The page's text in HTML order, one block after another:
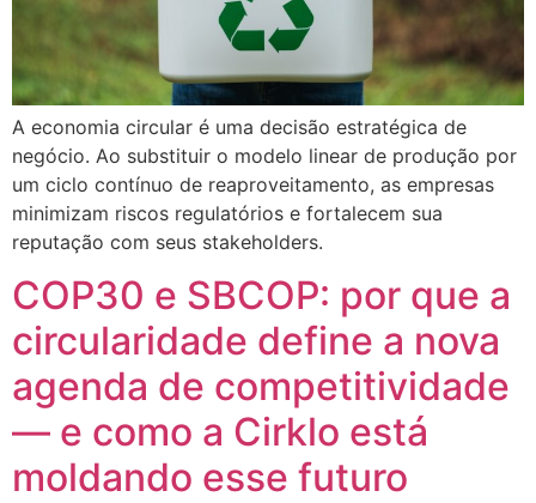
A economia circular é uma decisão estratégica de
negócio. Ao substituir o modelo linear de produção por
um ciclo contínuo de reaproveitamento, as empresas
minimizam riscos regulatórios e fortalecem sua
reputação com seus stakeholders.
COP30 e SBCOP: por que a
circularidade define a nova
agenda de competitividade
— e como a Cirklo está
moldando esse futuro